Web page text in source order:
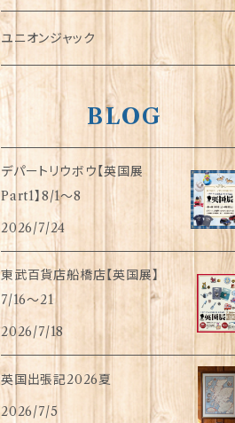
指貫(シンブル)
ユニオンジャック
BLOG
デパートリウボウ【英国展
Part1】8/1〜8
2026/7/24
東武百貨店船橋店【英国展】
7/16～21
2026/7/18
英国出張記2026夏
2026/7/5